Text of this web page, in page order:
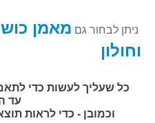
ניתן לבחור גם מאמן
וחולון
כל שעליך לעשות כדי
עד
וכמובן - כדי לראות